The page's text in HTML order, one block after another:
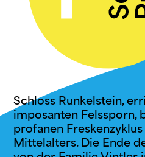
Schloss Runkelstein,
imposanten Felssporn,
profanen
Mittelalters.Die Ende